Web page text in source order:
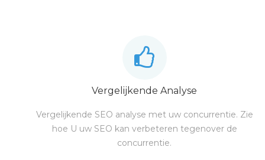
Vergelijkende Analyse
Vergelijkende SEO analyse met uw concurrentie. Zie
hoe U uw SEO kan verbeteren tegenover de
concurrentie.